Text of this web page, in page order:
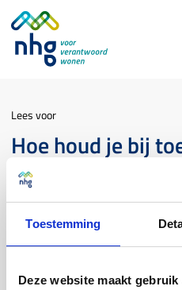
Toestemming
Deze website maakt
Lees voor
Hoe houd je bij
senioren
met de variabele
huidige lening?